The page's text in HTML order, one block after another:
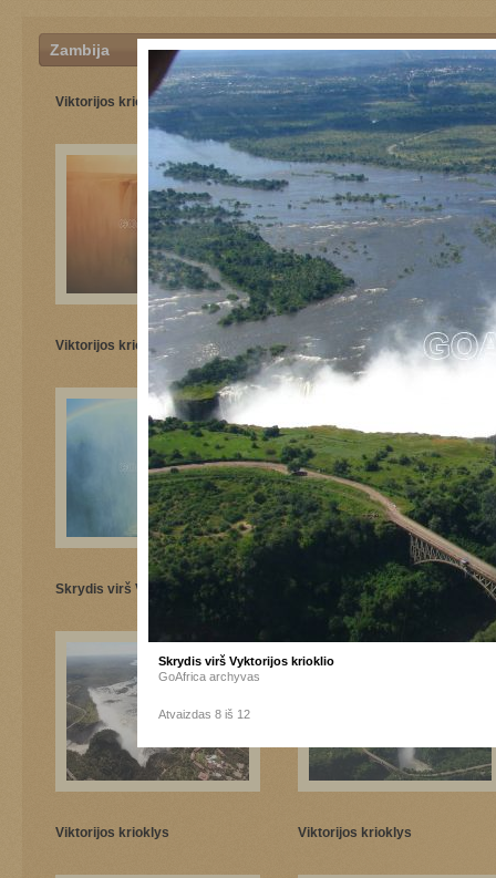
Zambija
Viktorijos krioklys Viktorijos krioklys
Viktorijos krioklys Prie Vyktorijos krioklio
Skrydis virš Vyktorijos krioklio Skrydis virš Vyktorijos krioklio
Viktorijos krioklys Viktorijos krioklys
Skrydis virš Vyktorijos krioklio
GoAfrica archyvas
Atvaizdas 8 iš 12